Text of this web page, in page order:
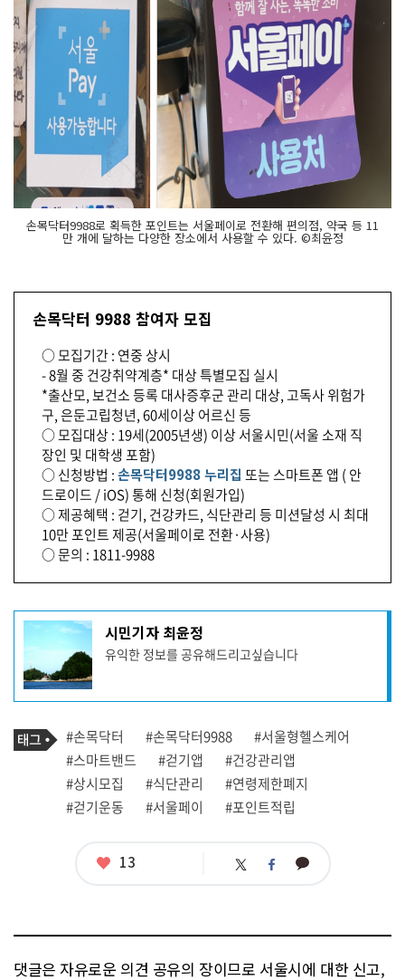
손목닥터9988로 획득한 포인트는 서울페이로 전환해 편의점, 약국 등 11
만 개에 달하는 다양한 장소에서 사용할 수 있다. ©최윤정
손목닥터 9988 참여자 모집
○ 모집기간 : 연중 상시
- 8월 중 건강취약계층* 대상 특별모집 실시
*출산모, 보건소 등록 대사증후군 관리 대상, 고독사 위험가
구, 은둔고립청년, 60세이상 어르신 등
○ 모집대상 : 19세(2005년생) 이상 서울시민(서울 소재 직
장인 및 대학생 포함)
○ 신청방법 :손목닥터9988 누리집 또는 스마트폰 앱 ( 안
드로이드 / iOS) 통해 신청(회원가입)
○ 제공혜택 : 걷기, 건강카드, 식단관리 등 미션달성 시 최대
10만 포인트 제공(서울페이로 전환·사용)
○ 문의 : 1811-9988
기
사
작
성
자
프
필
시민기자 최윤정
유익한 정보를 공유해드리고싶습니다
사
관
련
태
그
태
그
#손목닥터 #손목닥터9988
#서울형헬스케어
#스마트밴드
#걷기앱
#건강관리앱
#상시모집
#식단관리
#연령제한폐지
#걷기운동
#서울페이 #포인트적립
좋
13 트 페 카
댓글은 자유로운 의견 공유의 장이므로 서울시에 대한 신고,